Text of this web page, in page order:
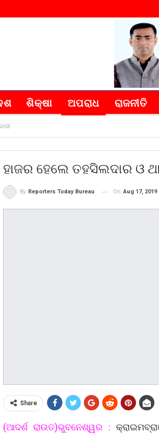
ଶିକ୍ଷା ଅପରାଧ ରାଜନୀତି
ହାଜର ହେଲେ ତହସିଲଦାର ଓ
By Reporters Today Bureau On Aug 17, 2019
Share
(ଆଦର୍ଶ ରାଉତ)ଭୁବନେଶ୍ୱର :